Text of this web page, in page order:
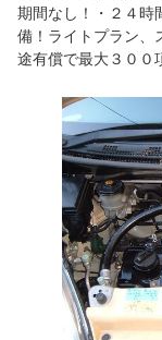
期間なし！・２４時
備！ライトプラン、
途有償で最大３００